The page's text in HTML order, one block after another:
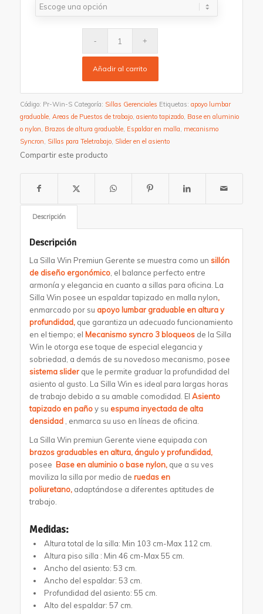
Añadir al carrito
Código: Pr-Win-S Categoría: Sillas Gerenciales Etiquetas: apoyo lumbar
graduable, Areas de Puestos de trabajo, asiento tapizado, Base en aluminio
o nylon, Brazos de altura graduable, Espaldar en malla, mecanismo
Syncron, Sillas para Teletrabajo, Slider en el asiento
Compartir este producto
Descripción
Descripción
La Silla Win Premiun Gerente se muestra como un sillón
de diseño ergonómico, el balance perfecto entre
armonía y elegancia en cuanto a sillas para oficina. La
Silla Win posee un espaldar tapizado en malla nylon,
enmarcado por su apoyo lumbar graduable en altura y
profundidad, que garantiza un adecuado funcionamiento
en el tiempo; el Mecanismo syncro 3 bloqueosde la Silla
Win le otorga ese toque de especial elegancia y
sobriedad, a demás de su novedoso mecanismo, posee
sistema sliderque le permite graduar la profundidad del
asiento al gusto. La Silla Win es ideal para largas horas
de trabajo debido a su amable comodidad. El Asiento
tapizado en pañoy su espuma inyectada de alta
densidad
, enmarca su uso en líneas de oficina.
La Silla Win premiun Gerente viene equipada con
brazos graduables en altura, ángulo y profundidad,
posee Base en aluminio o base nylon, que a su ves
moviliza la silla por medio de ruedas en
poliuretano, adaptándose a diferentes aptitudes de
trabajo.
Medidas:
Altura total de la silla: Min 103 cm-Max 112 cm.
Altura piso silla : Min 46 cm-Max 55 cm.
Ancho del asiento: 53 cm.
Ancho del espaldar: 53 cm.
Profundidad del asiento: 55 cm.
Alto del espaldar: 57 cm.